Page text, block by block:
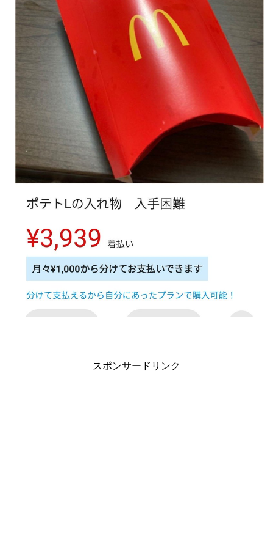
スポンサードリンク